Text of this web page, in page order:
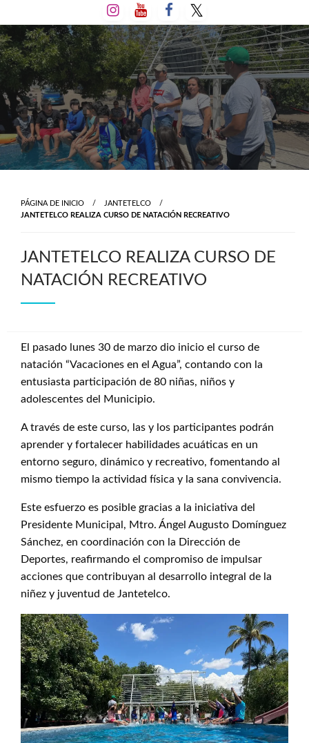
al
contenido
PÁGINA DE INICIO
JANTETELCO
JANTETELCO REALIZA CURSO DE NATACIÓN RECREATIVO
JANTETELCO REALIZA CURSO DE
NATACIÓN RECREATIVO
El pasado lunes 30 de marzo dio inicio el curso de
natación “Vacaciones en el Agua”, contando con la
entusiasta participación de 80 niñas, niños y
adolescentes del Municipio.
A través de este curso, las y los participantes podrán
aprender y fortalecer habilidades acuáticas en un
entorno seguro, dinámico y recreativo, fomentando al
mismo tiempo la actividad física y la sana convivencia.
Este esfuerzo es posible gracias a la iniciativa del
Presidente Municipal, Mtro. Ángel Augusto Domínguez
Sánchez, en coordinación con la Dirección de
Deportes, reafirmando el compromiso de impulsar
acciones que contribuyan al desarrollo integral de la
niñez y juventud de Jantetelco.